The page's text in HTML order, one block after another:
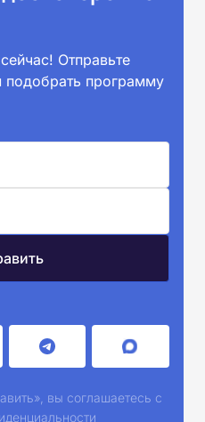
Отправьте
программу
вы соглашаетесь с